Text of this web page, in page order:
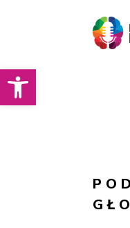
Otwórz pasek narzędzi